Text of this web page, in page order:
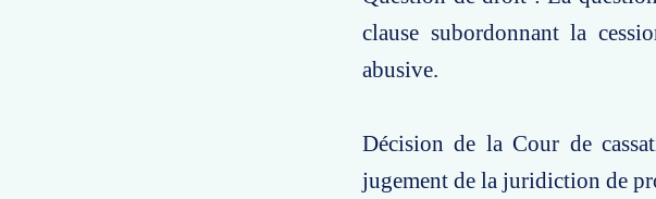
clause subordonnant la
abusive.
Décision de la Cour de
jugement de la juridiction de